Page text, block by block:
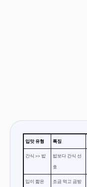
입맛 유형 특징
간식 >> 밥
밥보다 간식 선
호
입이 짧은
조금 먹고 금방